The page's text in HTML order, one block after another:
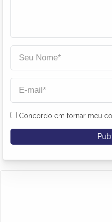
Concordo em tornar meu